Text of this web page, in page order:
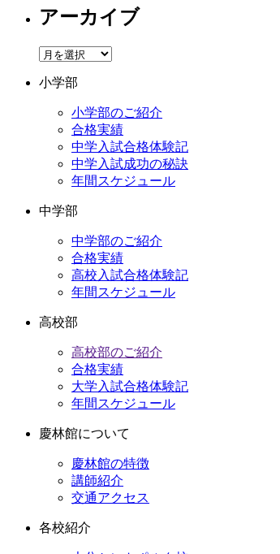
アーカイブ
ア
カ
小学部
小学部のご紹介
合格実績
中学入試合格体験記
中学入試成功の秘訣
年間スケジュール
中学部
中学部のご紹介
合格実績
高校入試合格体験記
年間スケジュール
高校部
高校部のご紹介
合格実績
大学入試合格体験記
年間スケジュール
慶林館について
慶林館の特徴
講師紹介
交通アクセス
各校紹介